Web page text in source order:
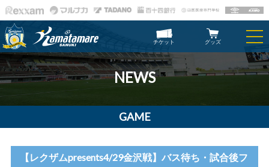
チケット グッズ
NEWS
GAME
【レクザムpresents4/29金沢戦】バス待ち・試合後フ